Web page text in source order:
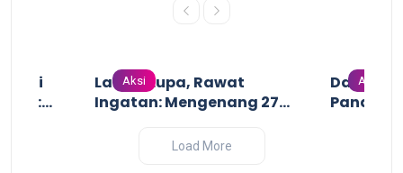
dari
Aksi
Lawan Lupa, Rawat
Ingatan: Mengenang 27
Pembantaian Massal oleh
Aksi
Dari
Load More